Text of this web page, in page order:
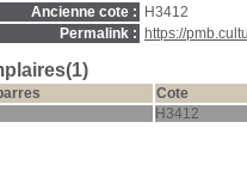
Ancienne cote :
H3412
Permalink :
https://
Cote
H3412